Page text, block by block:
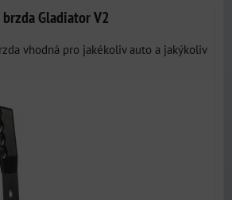
Gladiator V2
vhodná pro jakékoliv auto a jakýkoliv